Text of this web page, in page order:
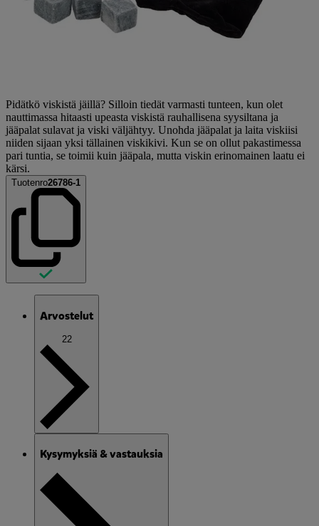
Pidätkö viskistä jäillä? Silloin tiedät varmasti tunteen, kun olet
nauttimassa hitaasti upeasta viskistä rauhallisena syysiltana ja
jääpalat sulavat ja viski väljähtyy. Unohda jääpalat ja laita viskiisi
niiden sijaan yksi tällainen viskikivi. Kun se on ollut pakastimessa
pari tuntia, se toimii kuin jääpala, mutta viskin erinomainen laatu ei
kärsi.
Tuotenro26786-1
Arvostelut
22
Kysymyksiä & vastauksia